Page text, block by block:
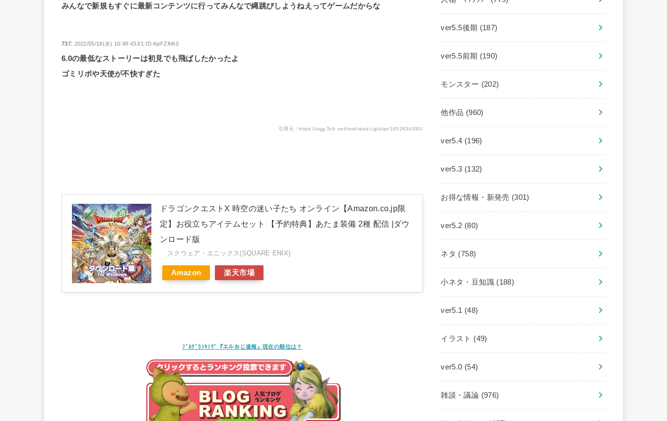
みんなで新規もすぐに最新コンテンツに行ってみんなで縄跳びしようねえってゲームだからな
737: 2022/05/18(水) 10:48:43.61 ID:4jxFZlhK0
6.0の最低なストーリーは初見でも飛ばしたかったよ
ゴミリポや天使が不快すぎた
引用元：https://egg.5ch.net/test/read.cgi/dqo/1652634930/
ドラゴンクエストX 時空の迷い子たち オンライン【Amazon.co.jp限
定】お役立ちアイテムセット 【予約特典】あたま装備 2種 配信 |ダウ
ンロード版
スクウェア・エニックス(SQUARE ENIX)
Amazon 楽天市場
ﾌﾞﾛｸﾞﾗﾝｷﾝｸﾞ『エルおじ速報』現在の順位は？
ver5.5後期 (187)
ver5.5前期 (190)
モンスター (202)
他作品 (960)
ver5.4 (196)
ver5.3 (132)
お得な情報・新発売 (301)
ver5.2 (80)
ネタ (758)
小ネタ・豆知識 (188)
ver5.1 (48)
イラスト (49)
ver5.0 (54)
雑談・議論 (976)